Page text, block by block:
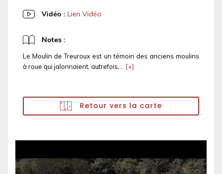
Vidéo : Lien Vidéo
Notes :
Le Moulin de Treuroux est un témoin des anciens moulins
à roue qui jalonnaient, autrefois,... [+]
Retour vers la carte